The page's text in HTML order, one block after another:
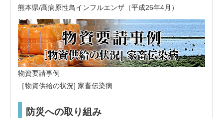
熊本県/高病原性鳥インフルエンザ（平成26年4月）
物資要請事例
［物資供給の状況] 家畜伝染病
防災への取り組み